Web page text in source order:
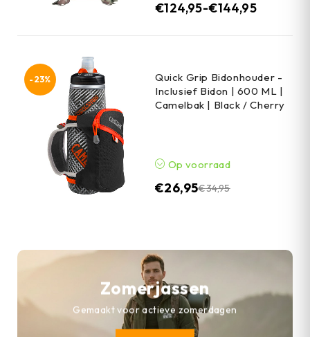
€124,95-€144,95
-23%
Quick Grip Bidonhouder -
Inclusief Bidon | 600 ML |
Camelbak | Black / Cherry
Op voorraad
€34,95
€26,95
Zomerjassen
Gemaakt voor actieve zomerdagen